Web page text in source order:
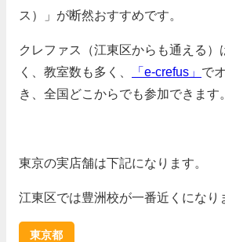
ス）」が断然おすすめです。
クレファス（江東区からも通える）
く、教室数も多く、
「e-crefus」 で
き、全国どこからでも参加できます。
東京の実店舗は下記になります。
江東区では豊洲校が一番近くになり
東京都